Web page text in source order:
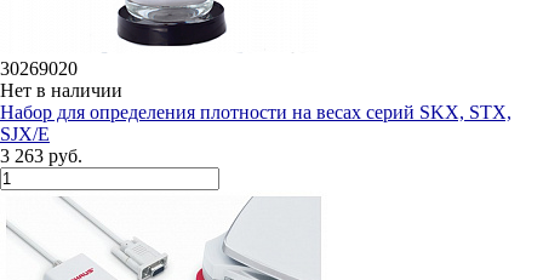
30269020
Нет в наличии
Набор для определения плотности на весах серий SKX, STX,
SJX/E
3 263 руб.